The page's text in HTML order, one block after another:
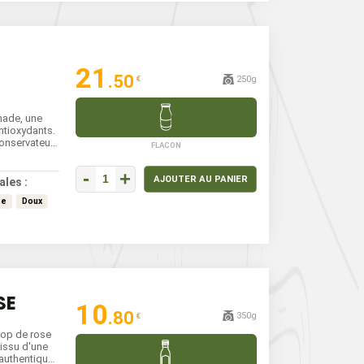
une
sucrée,
Un
fins
:
Doux
21 .50 € 250g
FLACON
- + AJOUTER AU PANIER
de rose
d'une
10.80 € 350g